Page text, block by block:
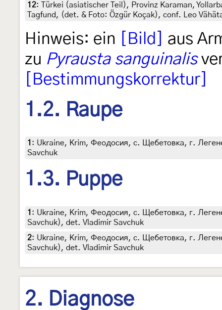
12:
Türkei (asiatischer Teil), Provinz Karaman,
Tagfund, (det. & Foto: Özgür Koçak), conf. Leo
Hinweis: ein [Bild]
aus
zu Pyrausta sanguinalis
[Bestimmungskorrektur]
1.2. Raupe
1 : Ukraine, Krim, Феодосия, с. Щебетовка, г.
Savchuk
1.3. Puppe
1 : Ukraine, Krim, Феодосия, с. Щебетовка, г.
Savchuk), det. Vladimir Savchuk
2: Ukraine, Krim, Феодосия, с. Щебетовка, г.
Savchuk), det. Vladimir Savchuk
2. Diagnose